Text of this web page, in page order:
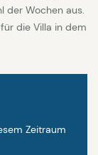
der Wochen aus.
die Villa in dem
Zeitraum